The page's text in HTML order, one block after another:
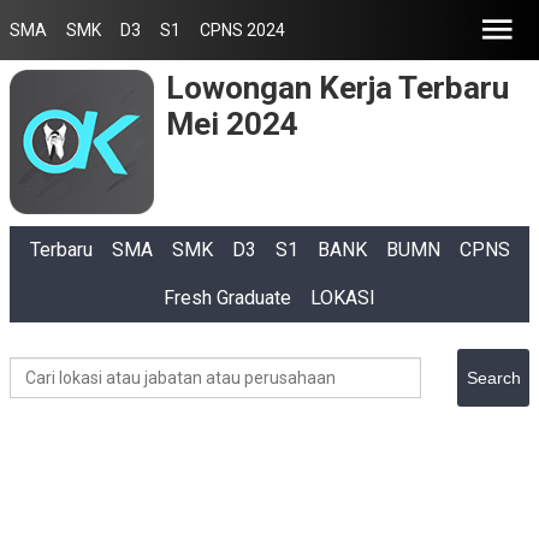
SMA SMK D3 S1 CPNS 2024
Lowongan Kerja Terbaru
Mei 2024
Terbaru SMA SMK D3 S1 BANK BUMN CPNS
Fresh Graduate LOKASI